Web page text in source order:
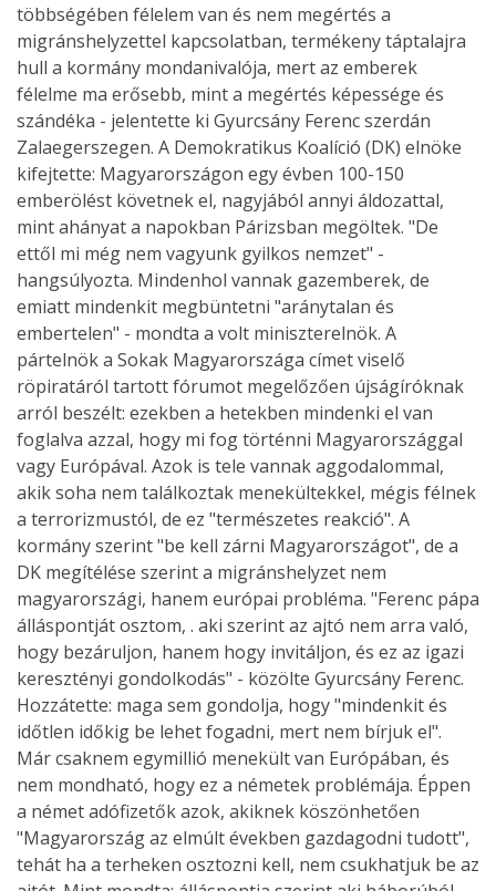
többségében félelem van és nem megértés a
migránshelyzettel kapcsolatban, termékeny táptalajra
hull a kormány mondanivalója, mert az emberek
félelme ma erősebb, mint a megértés képessége és
szándéka - jelentette ki Gyurcsány Ferenc szerdán
Zalaegerszegen. A Demokratikus Koalíció (DK) elnöke
kifejtette: Magyarországon egy évben 100-150
emberölést követnek el, nagyjából annyi áldozattal,
mint ahányat a napokban Párizsban megöltek. "De
ettől mi még nem vagyunk gyilkos nemzet" -
hangsúlyozta. Mindenhol vannak gazemberek, de
emiatt mindenkit megbüntetni "aránytalan és
embertelen" - mondta a volt miniszterelnök. A
pártelnök a Sokak Magyarországa címet viselő
röpiratáról tartott fórumot megelőzően újságíróknak
arról beszélt: ezekben a hetekben mindenki el van
foglalva azzal, hogy mi fog történni Magyarországgal
vagy Európával. Azok is tele vannak aggodalommal,
akik soha nem találkoztak menekültekkel, mégis félnek
a terrorizmustól, de ez "természetes reakció". A
kormány szerint "be kell zárni Magyarországot", de a
DK megítélése szerint a migránshelyzet nem
magyarországi, hanem európai probléma. "Ferenc pápa
álláspontját osztom, . aki szerint az ajtó nem arra való,
hogy bezáruljon, hanem hogy invitáljon, és ez az igazi
keresztényi gondolkodás" - közölte Gyurcsány Ferenc.
Hozzátette: maga sem gondolja, hogy "mindenkit és
időtlen időkig be lehet fogadni, mert nem bírjuk el".
Már csaknem egymillió menekült van Európában, és
nem mondható, hogy ez a németek problémája. Éppen
a német adófizetők azok, akiknek köszönhetően
"Magyarország az elmúlt években gazdagodni tudott",
tehát ha a terheken osztozni kell, nem csukhatjuk be az